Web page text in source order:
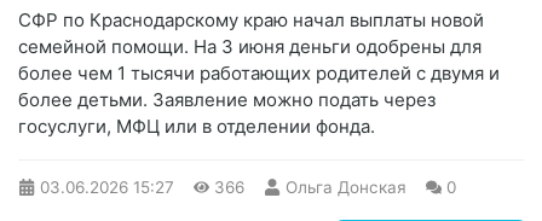
СФР по Краснодарскому краю начал выплаты новой
семейной помощи. На 3 июня деньги одобрены для
более чем 1 тысячи работающих родителей с двумя и
более детьми. Заявление можно подать через
госуслуги, МФЦ или в отделении фонда.
03.06.2026 15:27 366 Ольга Донская 0